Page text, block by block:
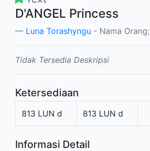
D'ANGEL Princess
Luna Torashyngu - Nama Orang;
Tidak Tersedia Deskripsi
Ketersediaan
813 LUN d 813 LUN d
Informasi Detail